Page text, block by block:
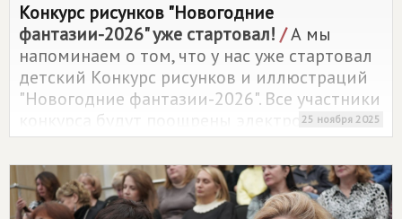
Конкурс рисунков "Новогодние
фантазии-2026" уже стартовал! /А мы
напоминаем о том, что у нас уже стартовал
детский Конкурс рисунков и иллюстраций
"Новогодние фантазии-2026". Все участники
конкурса будут поощрены электронным
сертификатом об участии в Конкурсе.
Победители будут награждены дипломами
и уникальными почтовыми открытками с
изображением лучших работ!
25 ноября 2025